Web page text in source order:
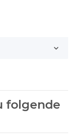
folgende